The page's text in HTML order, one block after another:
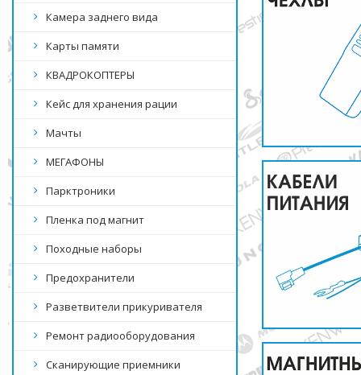
Камера заднего вида
Карты памяти
КВАДРОКОПТЕРЫ
Кейс для хранения рации
Мачты
МЕГАФОНЫ
Парктроники
Пленка под магнит
Походные наборы
Предохранители
Разветвители прикуривателя
Ремонт радиооборудования
Сканирующие приемники